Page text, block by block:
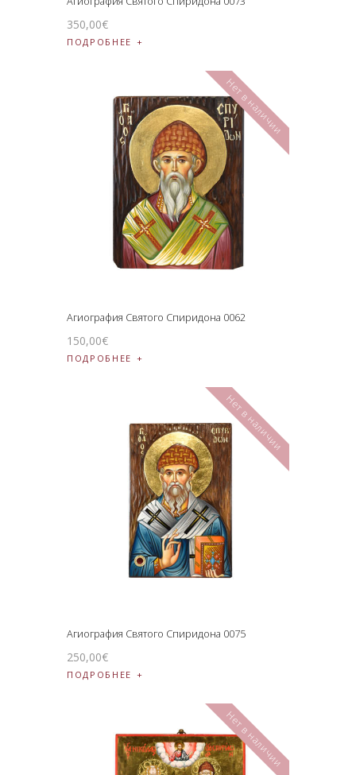
350,00€
ПОДРОБНЕЕ
Нет в наличии
Агиография Святого Спиридона 0062
150,00€
ПОДРОБНЕЕ
Нет в наличии
Агиография Святого Спиридона 0075
250,00€
ПОДРОБНЕЕ
Нет в наличии